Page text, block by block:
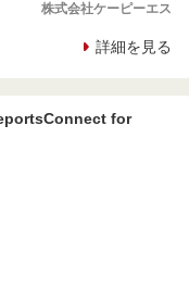
株式会社ケーピーエス
詳細を見る
for